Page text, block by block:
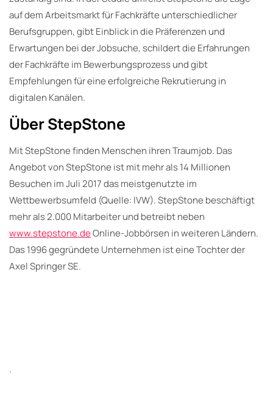
auf dem Arbeitsmarkt für Fachkräfte unterschiedlicher
Berufsgruppen, gibt Einblick in die Präferenzen und
Erwartungen bei der Jobsuche, schildert die Erfahrungen
der Fachkräfte im Bewerbungsprozess und gibt
Empfehlungen für eine erfolgreiche Rekrutierung in
digitalen Kanälen.
Über StepStone
Mit StepStone finden Menschen ihren Traumjob. Das
Angebot von StepStone ist mit mehr als 14 Millionen
Besuchen im Juli 2017 das meistgenutzte im
Wettbewerbsumfeld (Quelle: IVW). StepStone beschäftigt
mehr als 2.000 Mitarbeiter und betreibt neben
www.stepstone.deOnline-Jobbörsen in weiteren Ländern.
Das 1996 gegründete Unternehmen ist eine Tochter der
Axel Springer SE.
.